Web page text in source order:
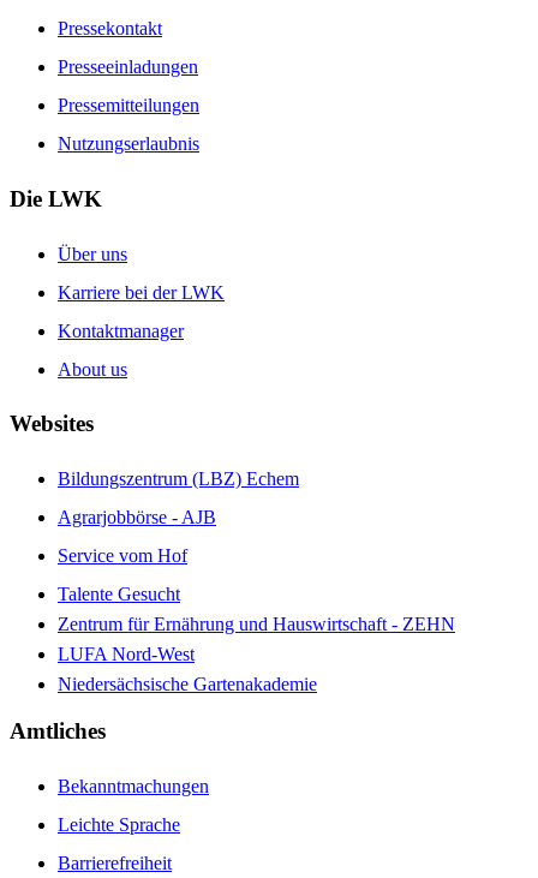
Pressekontakt
Presseeinladungen
Pressemitteilungen
Nutzungserlaubnis
Die LWK
Über uns
Karriere bei der LWK
Kontaktmanager
About us
Websites
Bildungszentrum (LBZ) Echem
Agrarjobbörse - AJB
Service vom Hof
Talente Gesucht
Zentrum für Ernährung und Hauswirtschaft - ZEHN
LUFA Nord-West
Niedersächsische Gartenakademie
Amtliches
Bekanntmachungen
Leichte Sprache
Barrierefreiheit